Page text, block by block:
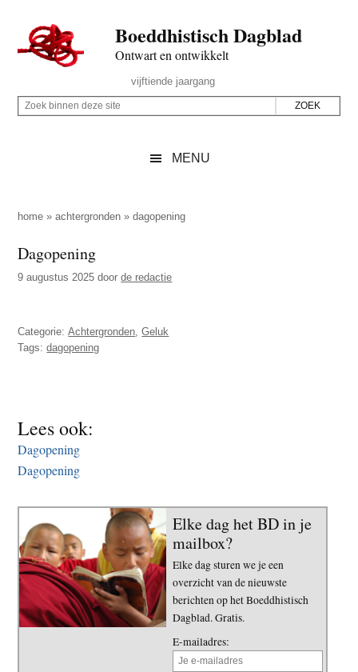
naar
de
inhoud
secondary
naar
de
sidebar
naar
de
Boeddhistisch Dagblad
Ontwart en ontwikkelt
Rechts
vijftiende jaargang
Z
p
e
z
s
i
Z
i
n
e
e
z
t
e
MENU
home »achtergronden »dagopening
Dagopening
9 augustus 2025 doorde redactie
Categorie:Achtergronden ,Geluk
Tags:dagopening
Lees ook:
Dagopening
Dagopening
Elke dag het BD in je
mailbox?
Elke dag sturen we je een
overzicht van de nieuwste
berichten op het Boeddhistisch
Dagblad. Gratis.
E-mailadres: